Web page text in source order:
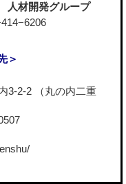
材開発グループ
＞
3-2-2 （丸の内二重